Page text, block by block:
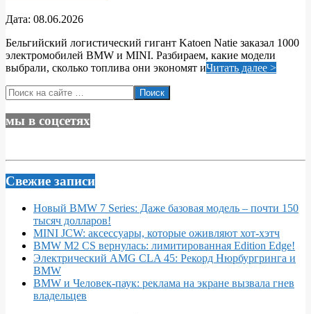
2026-
08
Дата: 08.06.2026
Бельгийский логистический гигант Katoen Natie заказал 1000
электромобилей BMW и MINI. Разбираем, какие модели
выбрали, сколько топлива они экономят иЧитать далее >
Поиск
мы в соцсетях
Свежие записи
Новый BMW 7 Series: Даже базовая модель – почти 150
тысяч долларов!
MINI JCW: аксессуары, которые оживляют хот-хэтч
BMW M2 CS вернулась: лимитированная Edition Edge!
Электрический AMG CLA 45: Рекорд Нюрбургринга и
BMW
BMW и Человек-паук: реклама на экране вызвала гнев
владельцев